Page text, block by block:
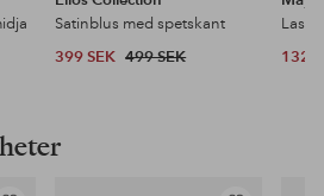
Satinblus med spetskant
399 SEK 499 SEK 132